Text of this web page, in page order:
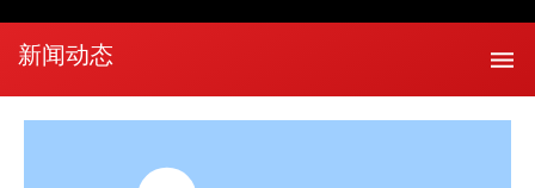
成功案例
新闻动态